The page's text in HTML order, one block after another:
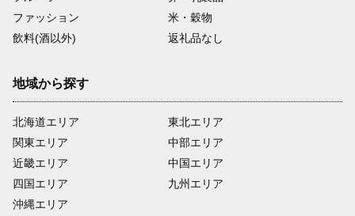
ファッション
米・穀物
飲料(酒以外)
返礼品なし
地域から探す
北海道エリア
関東エリア
近畿エリア
四国エリア
沖縄エリア
東北エリア
中部エリア
中国エリア
九州エリア